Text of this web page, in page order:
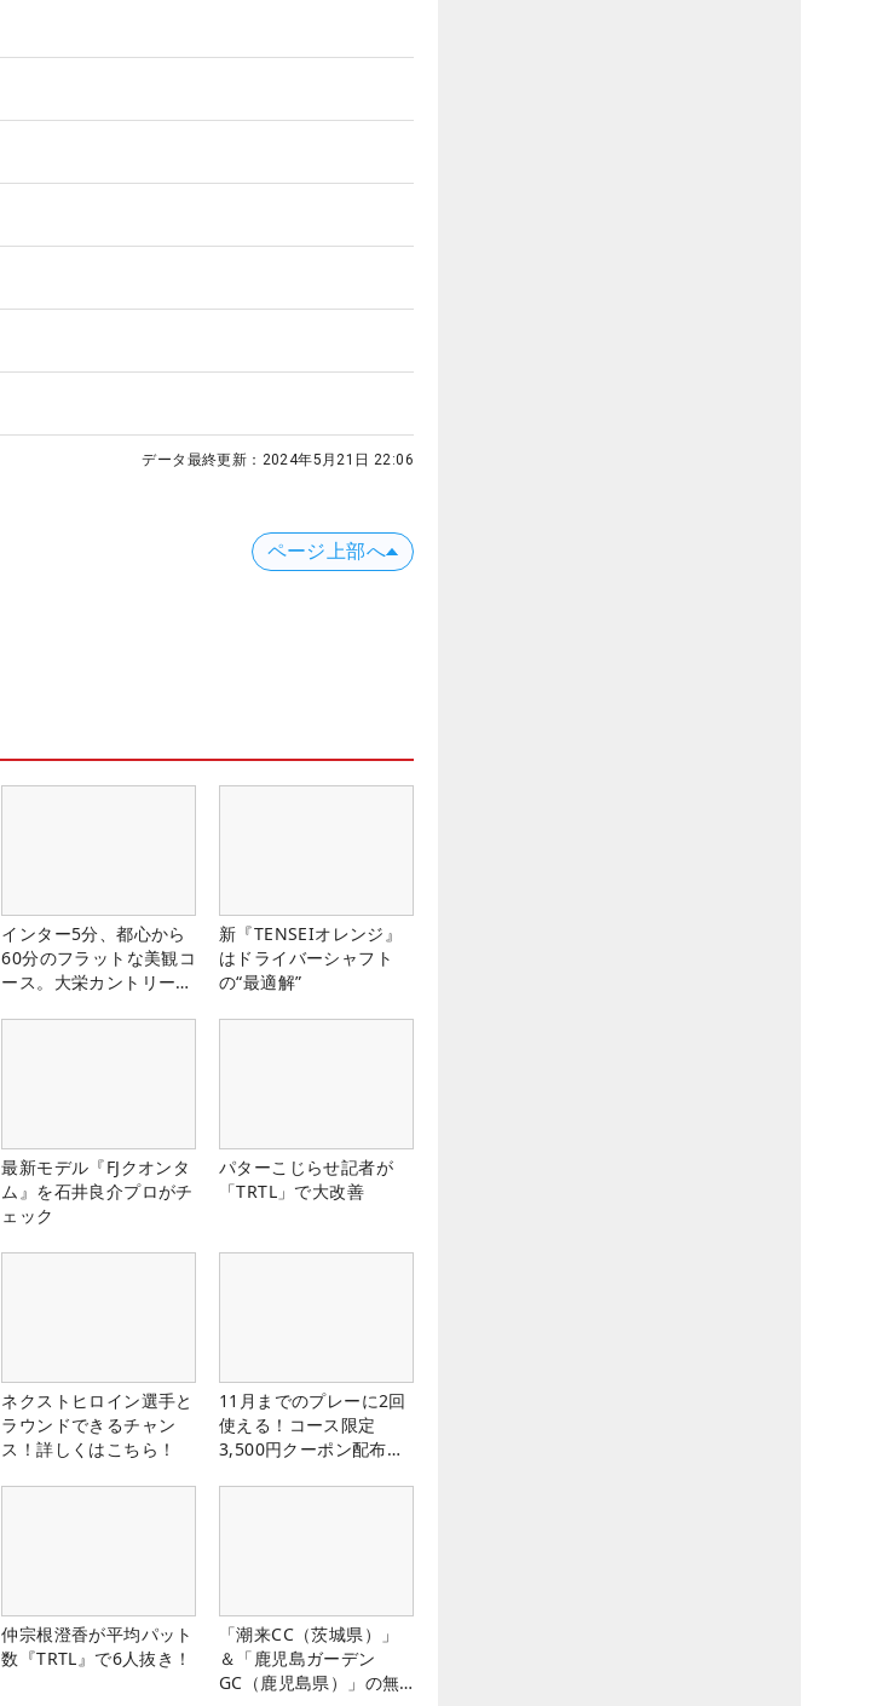
データ最終更新： 2024年5月21日 22:06
ページ上部へ
インター5分、都心から
60分のフラットな美観コ
ース。大栄カントリー俱
新『TENSEIオレンジ』
はドライバーシャフト
の“最適解”
最新モデル『FJクオンタ
ム』を石井良介プロがチ
ェック
パターこじらせ記者が
「TRTL」で大改善
ネクストヒロイン選手と
ラウンドできるチャン
ス！詳しくはこちら！
11月までのプレーに2回
使える！コース限定
3,500円クーポン配布
仲宗根澄香が平均パット
数『TRTL』で6人抜き！
「潮来CC（茨城県）」
＆「鹿児島ガーデン
GC（鹿児島県）」の無